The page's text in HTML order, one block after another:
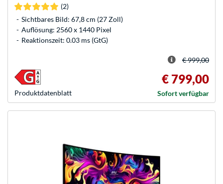
(2)
Sichtbares Bild: 67,8 cm (27 Zoll)
Auflösung: 2560 x 1440 Pixel
Reaktionszeit: 0.03 ms (GtG)
Produkt­datenblatt
€ 999,00
€ 799,00
Sofort verfügbar